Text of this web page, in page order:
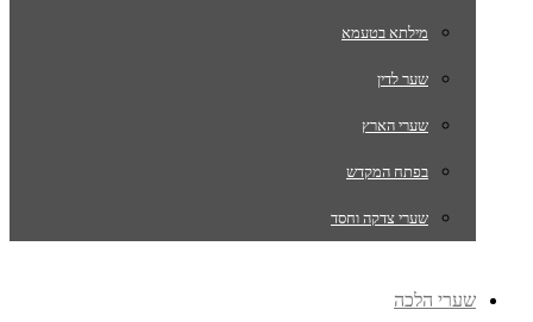
מילתא בטעמא
שער לדין
שערי הארץ
בפתח המקדש
שערי צדקה וחסד
שערי הלכה